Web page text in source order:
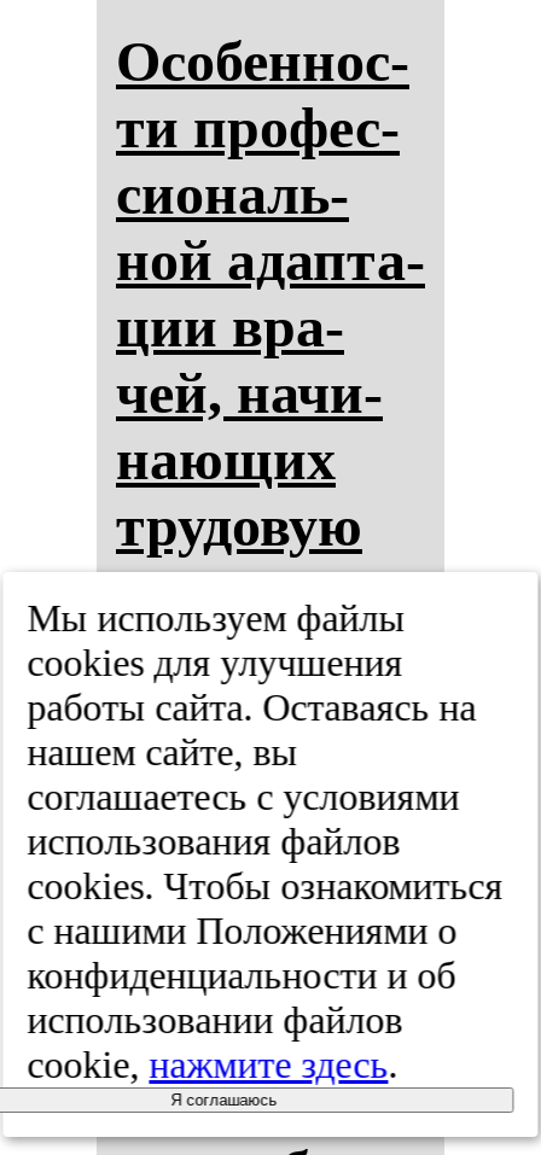
Осо­бен­нос­
ти про­фес­
си­ональ­
ной адап­та­
ции вра­
чей, на­чи­
на­ющих
тру­до­вую
де­ятель­
ность. Про­
фи­лак­ти­
чес­кая ме­
ди­ци­на.
2025;(9):112-118
Оцен­ка
пре­дик­то­
Мы используем файлы
cооkies для улучшения
работы сайта. Оставаясь на
нашем сайте, вы
соглашаетесь с условиями
использования файлов
cооkies. Чтобы ознакомиться
с нашими Положениями о
конфиденциальности и об
использовании файлов
cookie,нажмите здесь.
Я соглашаюсь